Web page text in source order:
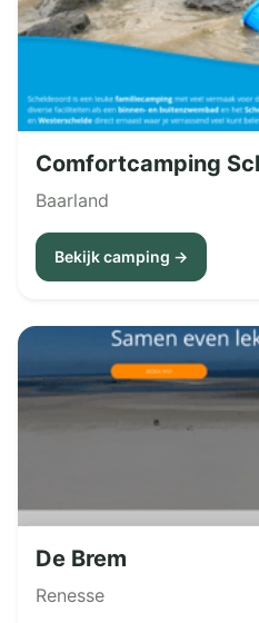
Comfortcamping
Baarland
Bekijk camping →
De Brem
Renesse